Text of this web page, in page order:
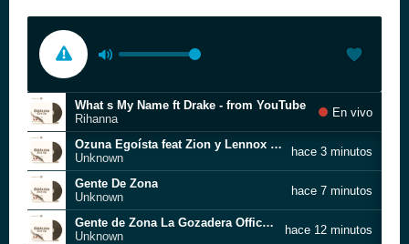
What s My Name ft Drake - from YouTube
Rihanna
En vivo
Ozuna Egoísta feat Zion y Lennox Video Oficial
Unknown
hace 3 minutos
Gente De Zona
Unknown
hace 7 minutos
Gente de Zona La Gozadera Official Video ft Marc Anthony
Unknown
hace 12 minutos